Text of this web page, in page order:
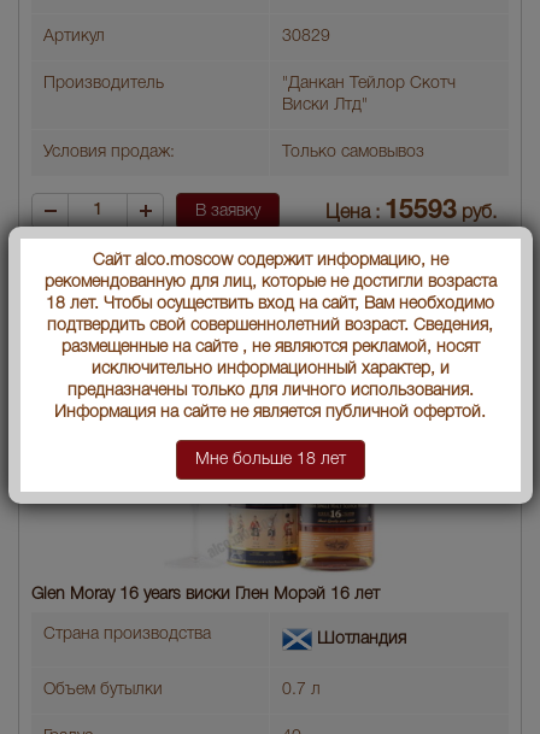
Артикул 30829
Производитель
"Данкан Тейлор Скотч
Виски Лтд"
Условия продаж: Только самовывоз
В заявку Цена : 15593 руб.
Glen Moray 16 years виски Глен Морэй 16 лет
Страна производства Шотландия
Объем бутылки 0.7 л
Сайт alco.moscow содержит информацию, не
рекомендованную для лиц, которые не достигли возраста
18 лет. Чтобы осуществить вход на сайт, Вам необходимо
подтвердить свой совершеннолетний возраст. Сведения,
размещенные на сайте , не являются рекламой, носят
исключительно информационный характер, и
предназначены только для личного использования.
Информация на сайте не является публичной офертой.
Мне больше 18 лет